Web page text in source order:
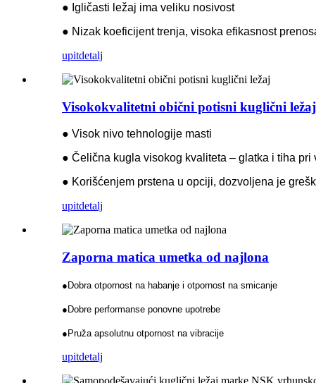
● Igličasti ležaj ima veliku nosivost
● Nizak koeficijent trenja, visoka efikasnost
upitdetalj
Visokokvalitetni obični potisni kuglični ležaj
● Visok nivo tehnologije masti
● Čelična kugla visokog kvaliteta – glatka i tiha pri
● Korišćenjem prstena u opciji, dozvoljena je
upitdetalj
Zaporna matica umetka od najlona
●Dobra otpornost na habanje i otpornost na smicanje
●Dobre performanse ponovne upotrebe
●Pruža apsolutnu otpornost na vibracije
upitdetalj